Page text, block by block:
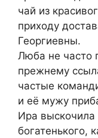
чай из
приходу
Георгиевны.
Люба не часто
прежнему
частые
и её мужу
Ира выскочила
богатенького,